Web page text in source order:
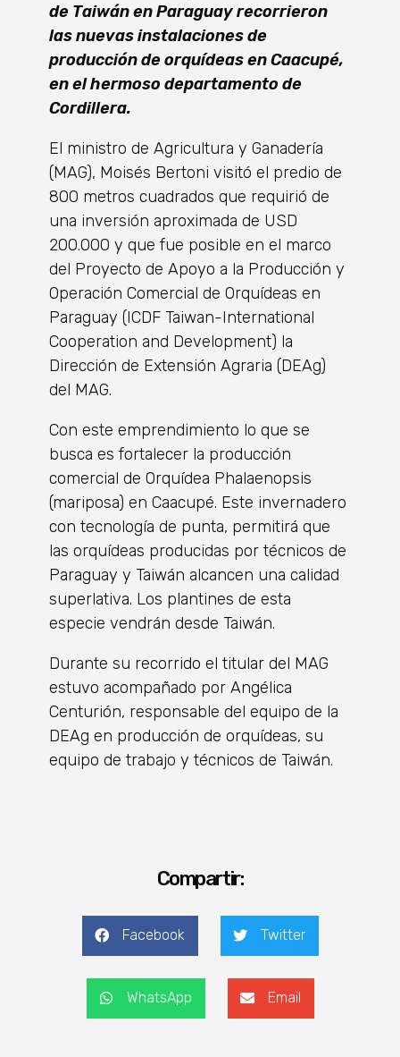
de Taiwán en Paraguay recorrieron
las nuevas instalaciones de
producción de orquídeas en Caacupé,
en el hermoso departamento de
Cordillera.
El ministro de Agricultura y Ganadería
(MAG), Moisés Bertoni visitó el predio de
800 metros cuadrados que requirió de
una inversión aproximada de USD
200.000 y que fue posible en el marco
del Proyecto de Apoyo a la Producción y
Operación Comercial de Orquídeas en
Paraguay (ICDF Taiwan-International
Cooperation and Development) la
Dirección de Extensión Agraria (DEAg)
del MAG.
Con este emprendimiento lo que se
busca es fortalecer la producción
comercial de Orquídea Phalaenopsis
(mariposa) en Caacupé. Este invernadero
con tecnología de punta, permitirá que
las orquídeas producidas por técnicos de
Paraguay y Taiwán alcancen una calidad
superlativa. Los plantines de esta
especie vendrán desde Taiwán.
Durante su recorrido el titular del MAG
estuvo acompañado por Angélica
Centurión, responsable del equipo de la
DEAg en producción de orquídeas, su
equipo de trabajo y técnicos de Taiwán.
Compartir:
Facebook Twitter
WhatsApp Email